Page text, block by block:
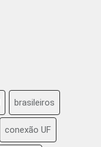
brasileiros
conexão UF